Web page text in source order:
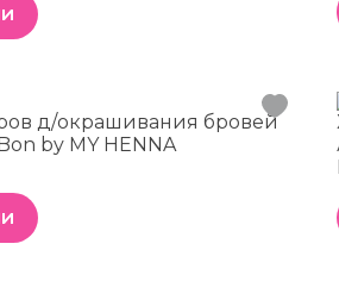
д/окрашивания бровей
by MY HENNA